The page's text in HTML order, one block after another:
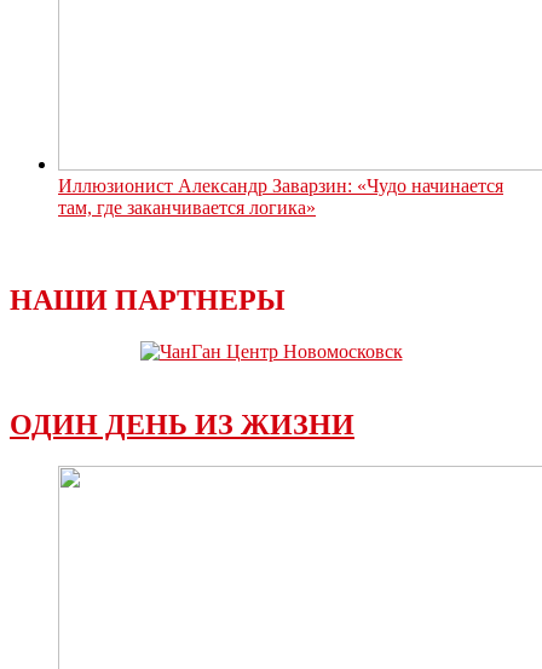
Иллюзионист Александр Заварзин: «Чудо начинается
там, где заканчивается логика»
НАШИ ПАРТНЕРЫ
ОДИН ДЕНЬ ИЗ ЖИЗНИ